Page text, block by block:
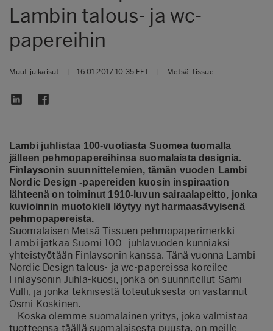
Lambin talous- ja wc-
papereihin
Muut julkaisut 16.01.2017 10:35 EET Metsä Tissue
Lambi juhlistaa 100-vuotiasta Suomea tuomalla
jälleen pehmopapereihinsa suomalaista designia.
Finlaysonin suunnittelemien, tämän vuoden Lambi
Nordic Design -papereiden kuosin inspiraation
lähteenä on toiminut 1910-luvun sairaalapeitto, jonka
kuvioinnin muotokieli löytyy nyt harmaasävyisenä
pehmopapereista.
Suomalaisen Metsä Tissuen pehmopaperimerkki
Lambi jatkaa Suomi 100 -juhlavuoden kunniaksi
yhteistyötään Finlaysonin kanssa. Tänä vuonna Lambi
Nordic Design talous- ja wc-papereissa koreilee
Finlaysonin Juhla-kuosi, jonka on suunnitellut Sami
Vulli, ja jonka teknisestä toteutuksesta on vastannut
Osmi Koskinen.
– Koska olemme suomalainen yritys, joka valmistaa
tuotteensa täällä suomalaisesta puusta, on meille